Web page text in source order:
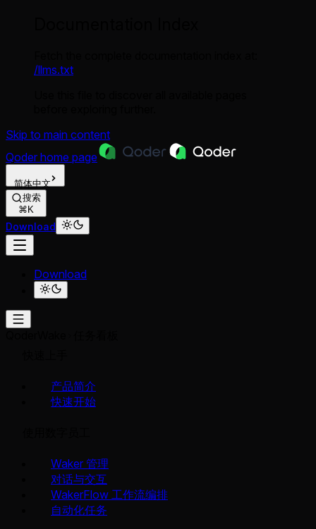
/llms.txt
Skip to main content
Qoder home page
简体中文
搜索
⌘K
Download
Download
产品简介
快速开始
Waker 管理
对话与交互
WakerFlow 工作流编排
自动化任务